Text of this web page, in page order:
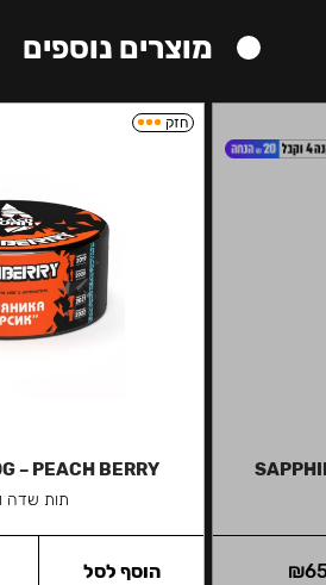
מוצרים נוספים
₪
חזק
– PEACH BERRY
תות שדה
הוסף לסל